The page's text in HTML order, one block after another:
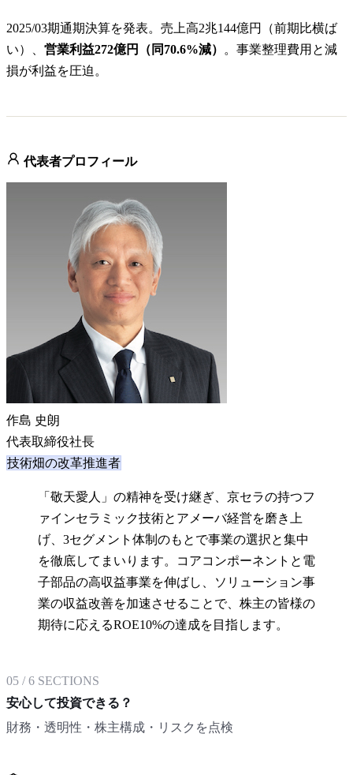
2025/03期通期決算を発表。売上高2兆144億円（前期比横ば
い）、 営業利益272億円（同70.6%減）
。事業整理費用と減
損が利益を圧迫。
代表者プロフィール
作島 史朗
代表取締役社長
技術畑の改革推進者
「敬天愛人」の精神を受け継ぎ、京セラの持つフ
ァインセラミック技術とアメーバ経営を磨き上
げ、3セグメント体制のもとで事業の選択と集中
を徹底してまいります。コアコンポーネントと電
子部品の高収益事業を伸ばし、ソリューション事
業の収益改善を加速させることで、株主の皆様の
期待に応えるROE10%の達成を目指します。
05 /6 SECTIONS
安心して投資できる？
財務・透明性・株主構成・リスクを点検